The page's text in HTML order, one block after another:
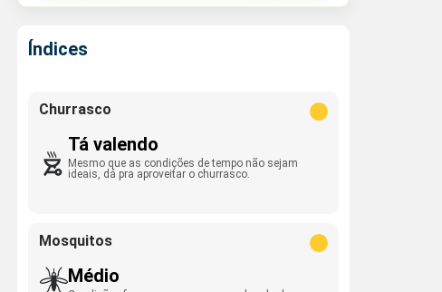
Índices
Churrasco
Tá valendo
Mesmo que as condições de tempo não sejam
ideais, dá pra aproveitar o churrasco.
Mosquitos
Médio